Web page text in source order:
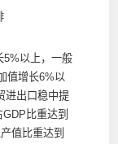
以上，一般
值增长6%以
进出口稳中提
比重达到
值比重达到